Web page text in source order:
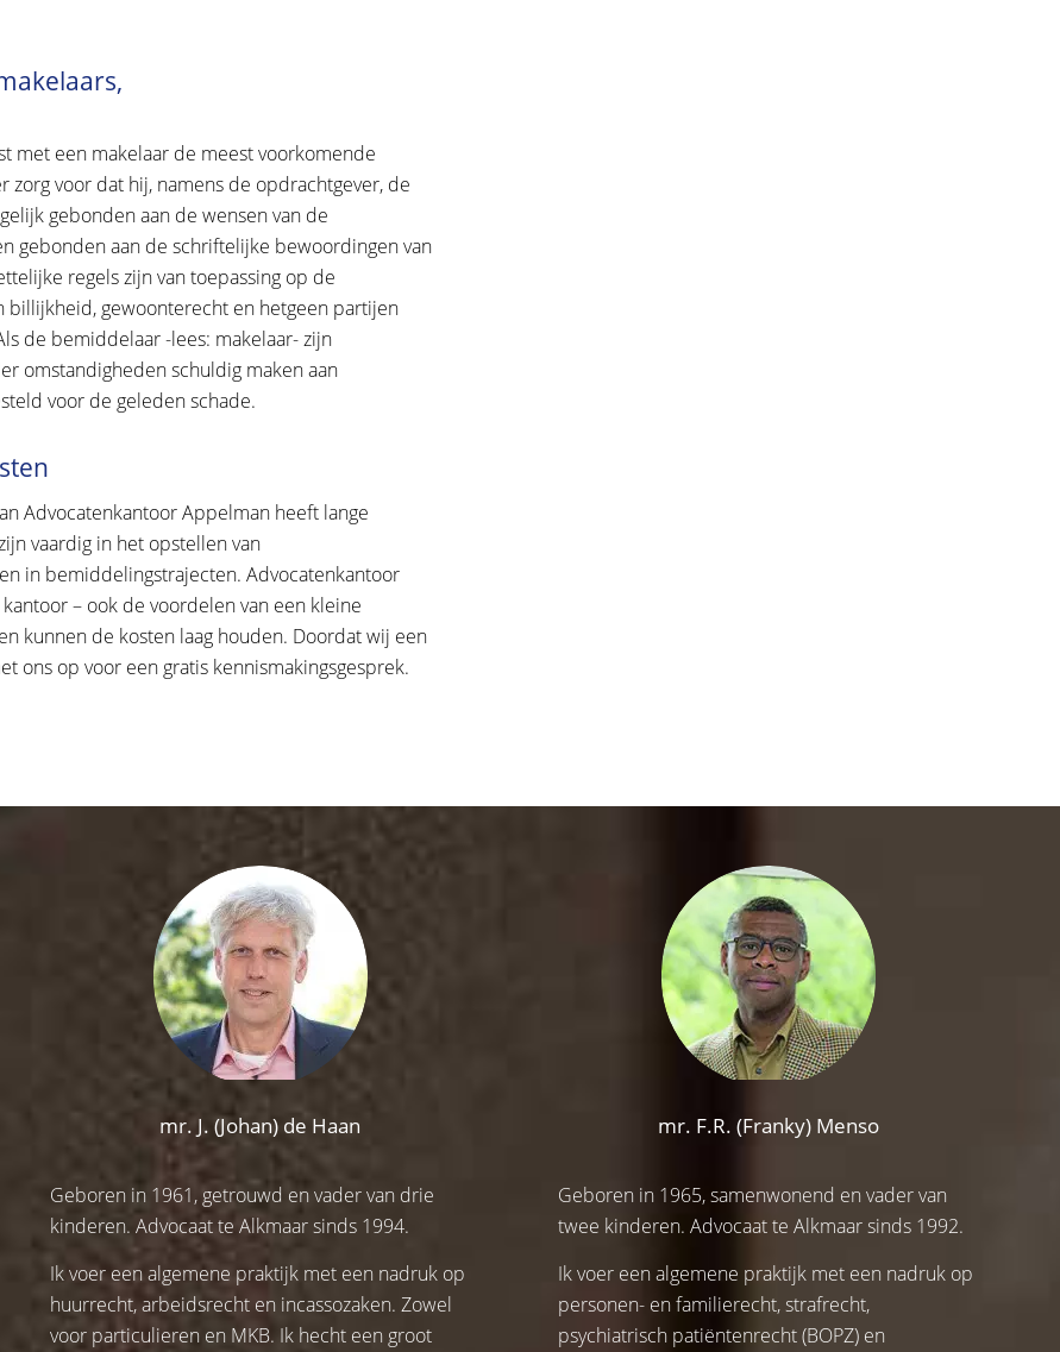
met een makelaar de meest voorkomende
voor dat hij, namens de opdrachtgever, de
gebonden aan de wensen van de
gebonden aan de schriftelijke bewoordingen van
regels zijn van toepassing op de
gewoonterecht en hetgeen partijen
de bemiddelaar -lees: makelaar- zijn
omstandigheden schuldig maken aan
voor de geleden schade.
Advocatenkantoor Appelman heeft lange
vaardig in het opstellen van
in bemiddelingstrajecten. Advocatenkantoor
– ook de voordelen van een kleine
kunnen de kosten laag houden. Doordat wij een
ons op voor een gratis kennismakingsgesprek.
mr. J. (Johan) de Haan
Geboren in 1961, getrouwd en vader van drie
kinderen. Advocaat te Alkmaar sinds 1994.
Ik voer een algemene praktijk met een nadruk op
huurrecht, arbeidsrecht en incassozaken. Zowel
voor particulieren en MKB. Ik hecht een groot
mr. F.R. (Franky) Menso
Geboren in 1965, samenwonend en vader van
twee kinderen. Advocaat te Alkmaar sinds 1992.
Ik voer een algemene praktijk met een nadruk op
personen- en familierecht, strafrecht,
psychiatrisch patiëntenrecht (BOPZ) en